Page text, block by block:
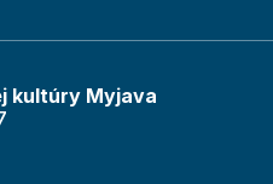
kultúry Myjava